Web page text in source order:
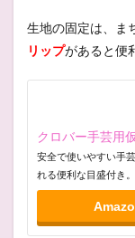
生地の固定は、ま
リップがあると便
クロバー手芸用
安全で使いやすい手
れる便利な目盛付き。